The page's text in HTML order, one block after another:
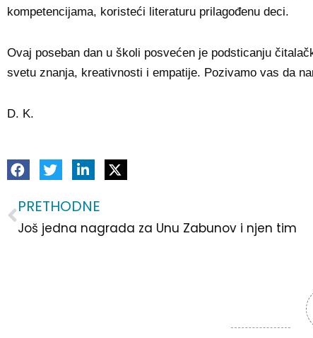
kompetencijama, koristeći literaturu prilagođenu deci.
Ovaj poseban dan u školi posvećen je podsticanju
svetu znanja, kreativnosti i empatije. Pozivamo vas da
D. K.
Prev
PRETHODNE
Još jedna nagrada za Unu Zabunov i njen tim